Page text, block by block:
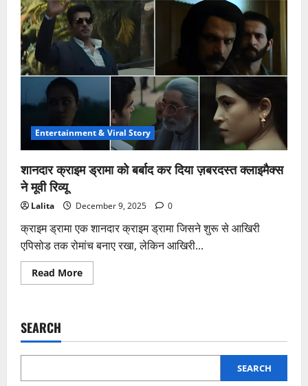
Entertainment & Viral Story
शानदार क्राइम ड्रामा को बर्बाद कर दिया ज़बरदस्त क्लाइमैक्स
ने मूवी रिव्यू
Lalita December 9, 2025 0
क्राइम ड्रामा एक शानदार क्राइम ड्रामा जिसने शुरू से आखिरी
एपिसोड तक रोमांच बनाए रखा, लेकिन आखिरी...
Read MoreRead
more
बर्बाद
दिया
क्लाइमैक्स
SEARCH
SEARCH